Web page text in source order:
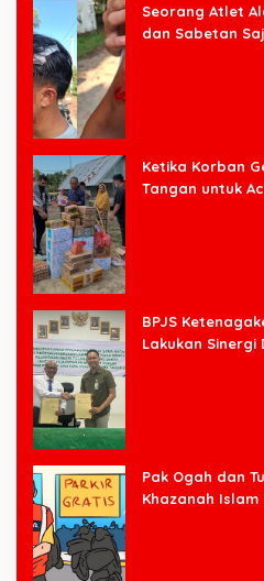
Seorang Atlet
dan Sabetan
Ketika Korban
Tangan untuk
BPJS
Lakukan Sinergi
Pak Ogah dan
Khazanah Islam